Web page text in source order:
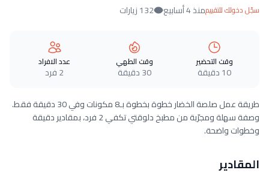
سجّل دخولك للتقييممنذ 4 أسابيع 132 زيارات
وقت التحضير
10 دقيقة
وقت الطهي
30 دقيقة
عدد الافراد
2 فرد
طريقة عمل صلصة الخضار خطوة بخطوة بـ8 مكونات وفي 30 دقيقة فقط.
وصفة سهلة ومجرّبة من مطبخ دلوقتي تكفي 2 فرد، بمقادير دقيقة
وخطوات واضحة.
المقادير